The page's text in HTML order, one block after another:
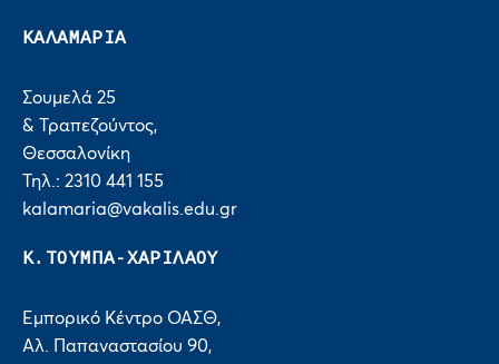
ΚΑΛΑΜΑΡΙΑ
Σουμελά 25
& Τραπεζούντος,
Θεσσαλονίκη
Τηλ.: 2310 441 155
kalamaria@vakalis.edu.gr
Κ.ΤΟΥΜΠΑ-ΧΑΡΙΛΑΟΥ
Εμπορικό Κέντρο ΟΑΣΘ,
Αλ. Παπαναστασίου 90,